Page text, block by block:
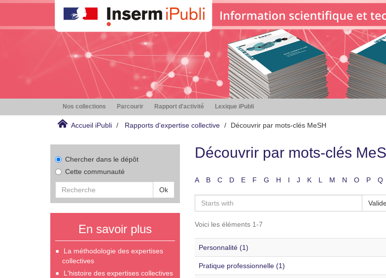
Nos collections Parcourir Rapport d'activité Lexique iPubli
Accueil iPubli Rapports d'expertise collective Découvrir par mots-clés MeSH
Chercher dans le dépôt
Cette communauté
Ok
En savoir plus
La méthodologie des expertises
collectives
L'histoire des expertises collectives
Découvrir par mots-clés
A B C D E F G H I J K L M N O P Q
Voici les éléments 1-7
Personnalité (1)
Pratique professionnelle (1)